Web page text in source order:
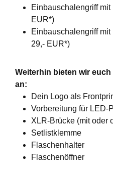
Einbauschalengriff
EUR*)
Einbauschalengriff
29,- EUR*)
Weiterhin bieten wir
an:
Dein Logo als
Vorbereitung für LED-
XLR-Brücke (mit oder
Setlistklemme
Flaschenhalter
Flaschenöffner